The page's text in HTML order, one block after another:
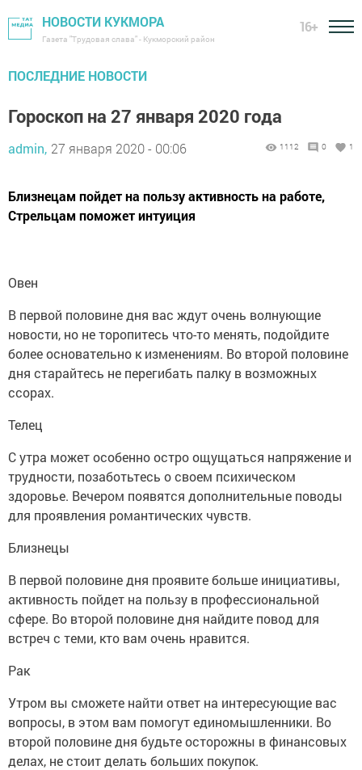
НОВОСТИ КУКМОРА
Газета "Трудовая слава" - Кукморский район
16+
ПОСЛЕДНИЕ НОВОСТИ
Гороскоп на 27 января 2020 года
admin, 27 января 2020 - 00:06 1112 0 1
Близнецам пойдет на пользу активность на работе,
Стрельцам поможет интуиция
Овен
В первой половине дня вас ждут очень волнующие
новости, но не торопитесь что-то менять, подойдите
более основательно к изменениям. Во второй половине
дня старайтесь не перегибать палку в возможных
ссорах.
Телец
С утра может особенно остро ощущаться напряжение и
трудности, позаботьтесь о своем психическом
здоровье. Вечером появятся дополнительные поводы
для проявления романтических чувств.
Близнецы
В первой половине дня проявите больше инициативы,
активность пойдет на пользу в профессиональной
сфере. Во второй половине дня найдите повод для
встреч с теми, кто вам очень нравится.
Рак
Утром вы сможете найти ответ на интересующие вас
вопросы, в этом вам помогут единомышленники. Во
второй половине дня будьте осторожны в финансовых
делах, не стоит делать больших покупок.